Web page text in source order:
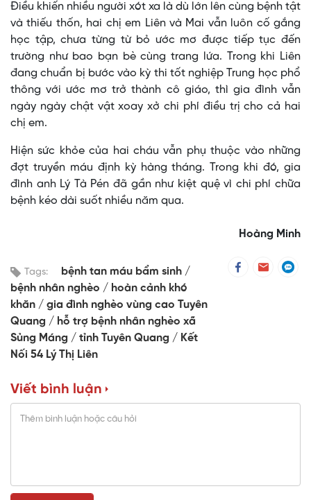
Điều khiến nhiều người xót xa là dù lớn lên cùng bệnh tật
và thiếu thốn, hai chị em Liên và Mai vẫn luôn cố gắng
học tập, chưa từng từ bỏ ước mơ được tiếp tục đến
trường như bao bạn bè cùng trang lứa. Trong khi Liên
đang chuẩn bị bước vào kỳ thi tốt nghiệp Trung học phổ
thông với ước mơ trở thành cô giáo, thì gia đình vẫn
ngày ngày chật vật xoay xở chi phí điều trị cho cả hai
chị em.
Hiện sức khỏe của hai cháu vẫn phụ thuộc vào những
đợt truyền máu định kỳ hàng tháng. Trong khi đó, gia
đình anh Lý Tà Pén đã gần như kiệt quệ vì chi phí chữa
bệnh kéo dài suốt nhiều năm qua.
Hoàng Minh
Tags:
bệnh tan máu bẩm sinh
bệnh nhân nghèo
hoàn cảnh khó
khăn
gia đình nghèo vùng cao Tuyên
Quang
hỗ trợ bệnh nhân nghèo xã
Sủng Máng
tỉnh Tuyên Quang
Kết
Nối 54 Lý Thị Liên
Viết bình luận